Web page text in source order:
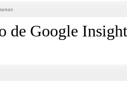
de Google